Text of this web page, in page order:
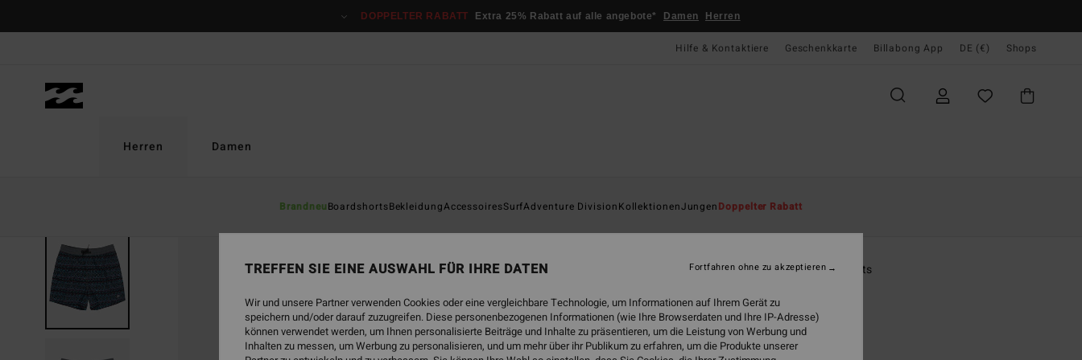
DOPPELTER RABATT Extra 25% Rabatt auf alle angebote* Damen Herren
Hilfe & Kontaktiere Geschenkkarte Billabong App DE (€) Shops
Herren
BrandneuBoardshortsBekleidungAccessoiresSurfAdventure DivisionKollektionenJungenDoppelter Rabatt
Damen
Jungen 8-16 Blau Schwimmshorts
ECO-BONUS
35,95 €
47%
18,88 €
TREFFEN SIE EINE AUSWAHL FÜR IHRE DATEN
Wir und unsere Partner verwenden Cookies oder eine vergleichbare Technologie, um Informationen auf Ihrem Gerät zu
speichern und/oder darauf zuzugreifen. Diese personenbezogenen Informationen (wie Ihre Browserdaten und Ihre IP-Adresse)
können verwendet werden, um Ihnen personalisierte Beiträge und Inhalte zu präsentieren, um die Leistung von Werbung und
Inhalten zu messen, um Werbung zu personalisieren, und um mehr über ihr Publikum zu erfahren, um die Produkte unserer
Fortfahren ohne zu akzeptieren